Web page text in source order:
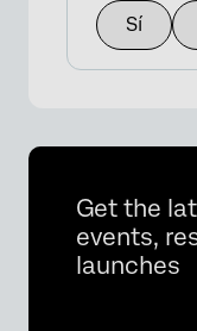
Sí
Get the
events,
launches